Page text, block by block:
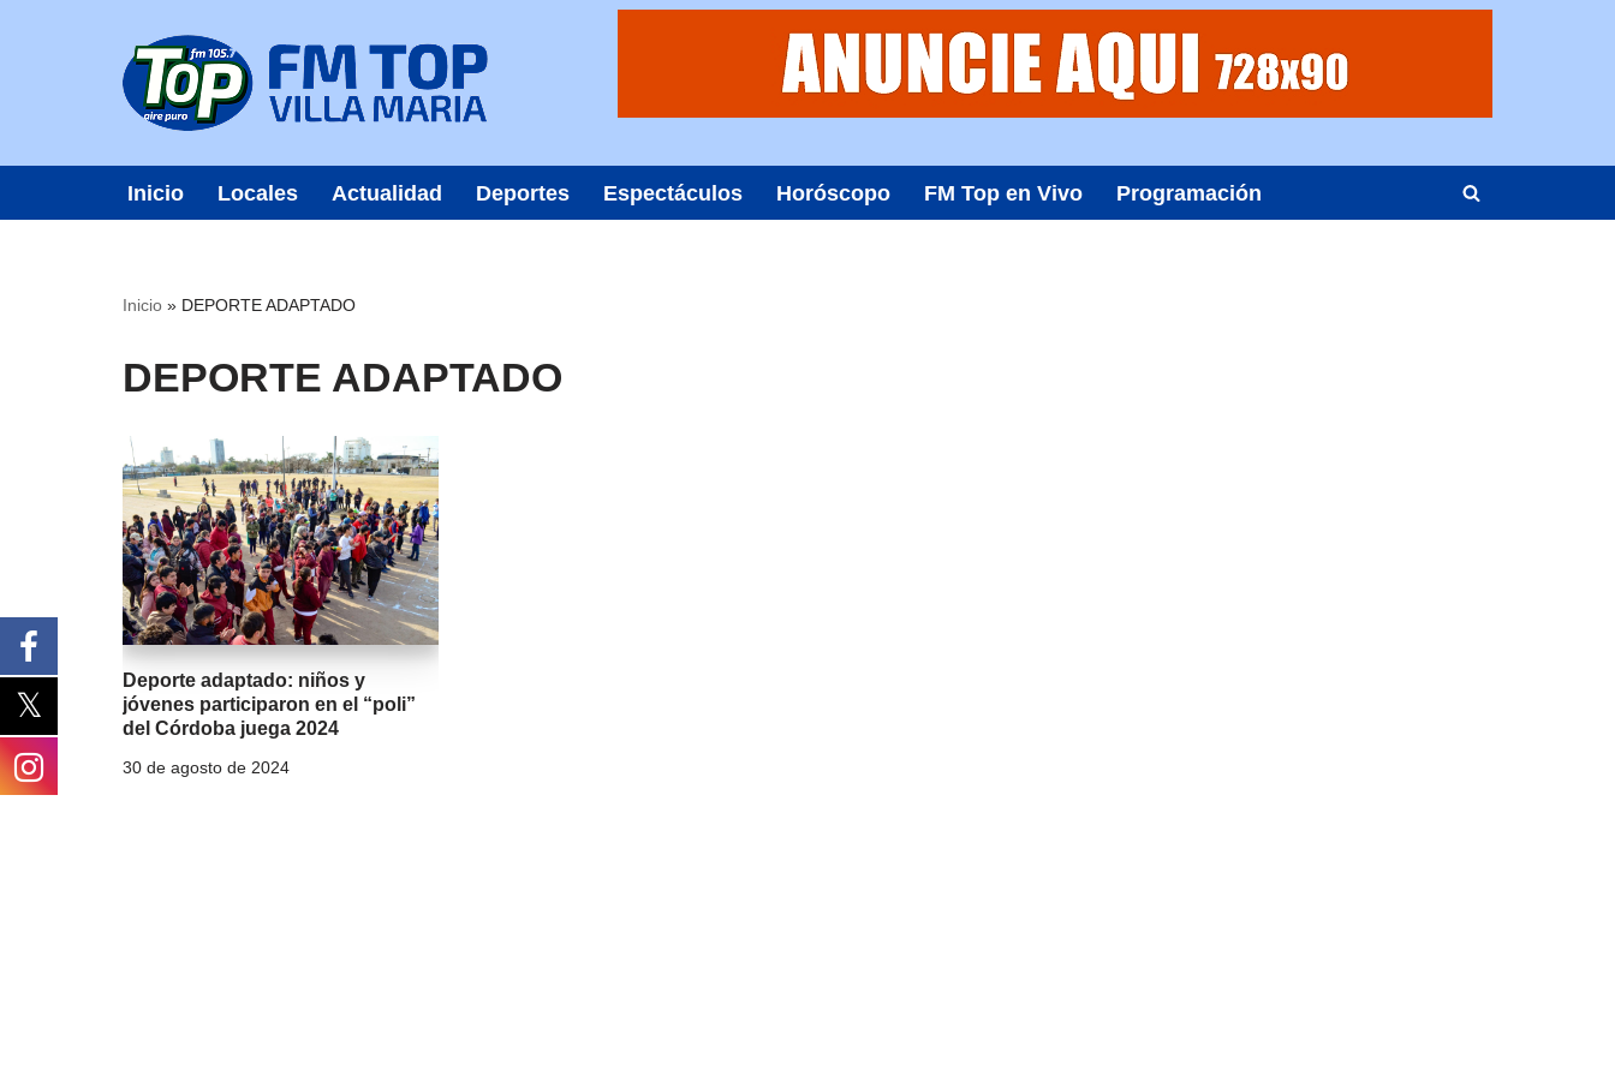
Inicio Locales Actualidad Deportes Espectáculos Horóscopo FM Top en Vivo Programación
Inicio » DEPORTE ADAPTADO
DEPORTE ADAPTADO
Deporte adaptado: niños y
jóvenes participaron en el “poli”
del Córdoba juega 2024
30 de agosto de 2024